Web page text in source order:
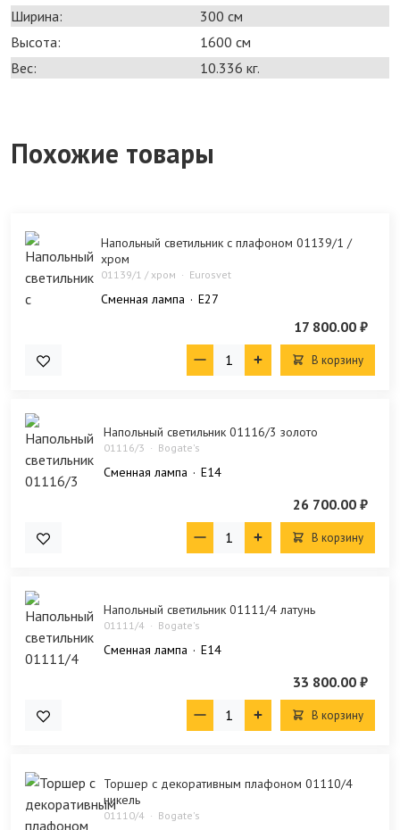
Ширина:
300 см
Высота:
1600 см
Вес:
10.336 кг.
Похожие товары
Напольный светильник с плафоном 01139/1 /
хром
01139/1 / хром Eurosvet
Сменная лампа E27
17 800.00 ₽
В корзину
Напольный светильник 01116/3 золото
01116/3 Bogate's
Сменная лампа E14
26 700.00 ₽
В корзину
Напольный светильник 01111/4 латунь
01111/4 Bogate's
Сменная лампа E14
33 800.00 ₽
В корзину
Торшер с декоративным плафоном 01110/4
никель
01110/4 Bogate's